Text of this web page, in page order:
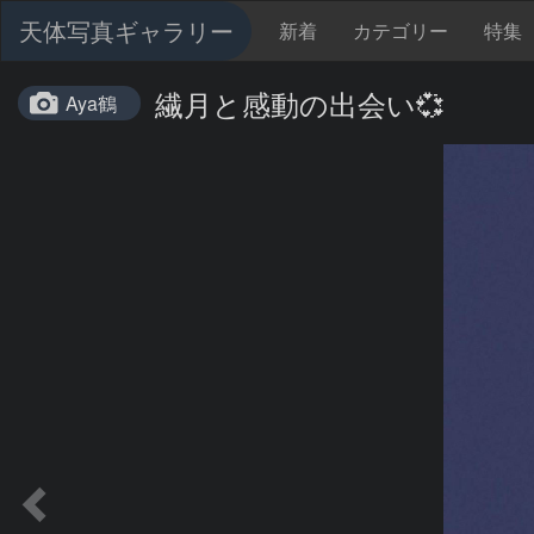
天体写真ギャラリー 新着 カテゴリー 特集
Aya鶴 繊月と感動の出会い💞